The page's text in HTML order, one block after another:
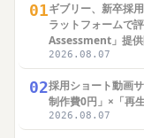
01ギブリー、新卒採
ラットフォームで
Assessment」提
2026.08.07
02採用ショート動画
制作費0円」×「再
2026.08.07